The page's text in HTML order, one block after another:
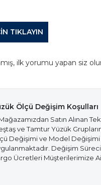
TIKLAYIN
ilk yorumu yapan siz
Ölçü Değişim Koşulları
Satın Alınan
ve Tamtur Yüzük
Değişimi ve Model Değişimi
Değişim
Ücretleri Müşterilerimize